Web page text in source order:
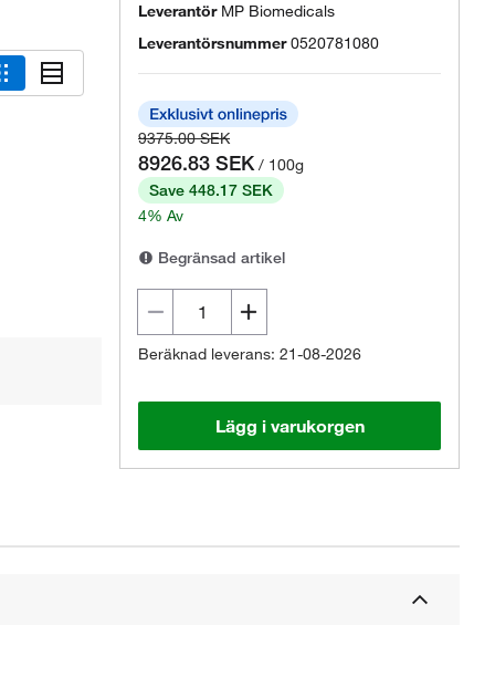
Leverantör MP Biomedicals
Leverantörsnummer 0520781080
9375.00 SEK
8926.83 SEK / 100g
Save 448.17 SEK
4% Av
Begränsad artikel
Beräknad leverans: 21-08-2026
Lägg i varukorgen